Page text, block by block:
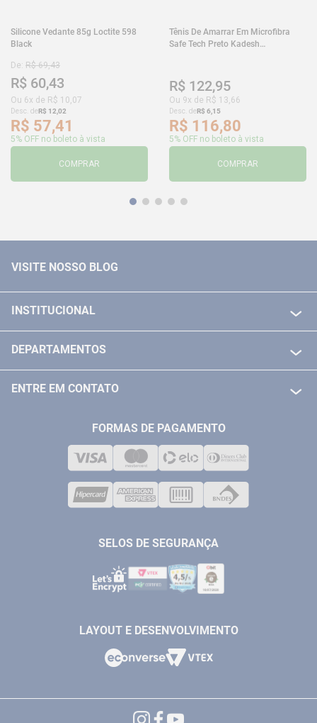
Silicone Vedante 85g Loctite 598
Black
De: R$ 69,43
R$ 60,43
Ou 6x de R$ 10,07
Desc. deR$ 12,02
R$ 57,41
5% OFF no boleto à vista
COMPRAR
Tênis De Amarrar Em Microfibra
Safe Tech Preto Kadesh
R$ 122,95
Ou 9x de R$ 13,66
Desc. deR$ 6,15
R$ 116,80
5% OFF no boleto à vista
COMPRAR
VISITE NOSSO BLOG
INSTITUCIONAL
POLITICA DE TROCA E DEVOLUÇÃO
DEPARTAMENTOS
COMPRESSORES
ENTRE EM CONTATO
VENDAS ONLINE@ANTFERRAMENTAS.COM.BR
SAC@ANTFERRAMENTAS.COM.BR
FORMAS DE PAGAMENTO
SELOS DE SEGURANÇA
LAYOUT E DESENVOLVIMENTO